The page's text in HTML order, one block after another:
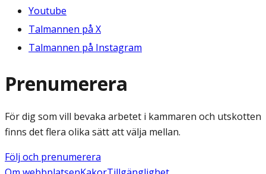
Youtube
Talmannen på X
Talmannen på Instagram
Prenumerera
För dig som vill bevaka arbetet i kammaren och utskotten
finns det flera olika sätt att välja mellan.
Följ och prenumerera